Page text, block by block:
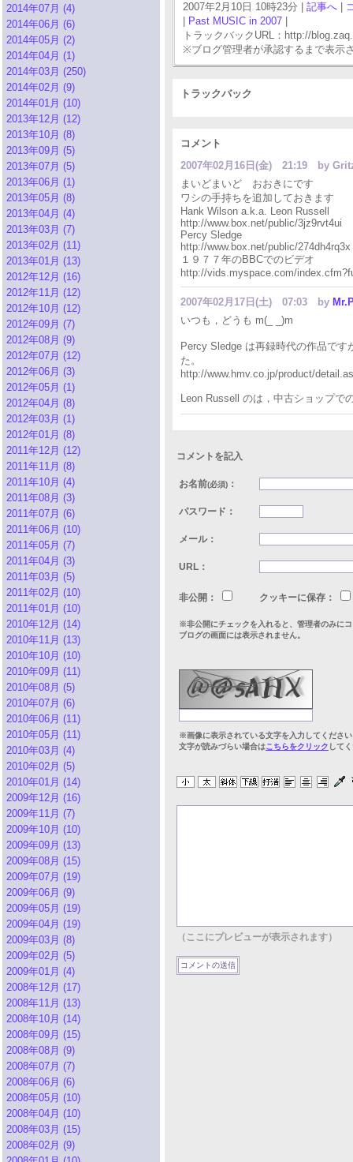
2014年07月 (4)
2014年06月 (6)
2014年05月 (2)
2014年04月 (1)
2014年03月 (250)
2014年02月 (9)
2014年01月 (10)
2013年12月 (12)
2013年10月 (8)
2013年09月 (5)
2013年07月 (5)
2013年06月 (1)
2013年05月 (8)
2013年04月 (4)
2013年03月 (7)
2013年02月 (11)
2013年01月 (13)
2012年12月 (16)
2012年11月 (12)
2012年10月 (12)
2012年09月 (7)
2012年08月 (9)
2012年07月 (12)
2012年06月 (3)
2012年05月 (1)
2012年04月 (8)
2012年03月 (1)
2012年01月 (8)
2011年12月 (12)
2011年11月 (8)
2011年10月 (4)
2011年08月 (3)
2011年07月 (6)
2011年06月 (10)
2011年05月 (7)
2011年04月 (3)
2011年03月 (5)
2011年02月 (10)
2011年01月 (10)
2010年12月 (14)
2010年11月 (13)
2010年10月 (10)
2010年09月 (11)
2010年08月 (5)
2010年07月 (6)
2010年06月 (11)
2010年05月 (11)
2010年03月 (4)
2010年02月 (5)
2010年01月 (14)
2009年12月 (16)
2009年11月 (7)
2009年10月 (10)
2009年09月 (13)
2009年08月 (15)
2009年07月 (19)
2009年06月 (9)
2009年05月 (19)
2009年04月 (19)
2009年03月 (8)
2009年02月 (5)
2009年01月 (4)
2008年12月 (17)
2008年11月 (13)
2008年10月 (14)
2008年09月 (15)
2008年08月 (9)
2008年07月 (7)
2008年06月 (6)
2008年05月 (10)
2008年04月 (10)
2008年03月 (15)
2008年02月 (9)
2007年2月10日 10時23分 | 記事へ
Past MUSIC in 2007
トラックバックURL：http://
※ブログ管理者が承認するまで表示
トラックバック
コメント
2007年02月16日(金) 21:19 by
まいどまいど おおきにです
ワシの手持ちを追加しておきます
Hank Wilson a.k.a. Leon Russell
http://www.box.net/public/3jz9rvt4ui
Percy Sledge
http://www.box.net/public/274dh4rq3x
１９７７年のBBCでのビデオ
http://vids.myspace.com/
2007年02月17日(土) 07:03 by
いつも，どうも m(_ _)m
Percy Sledge は再録時代の作品で
た。
http://www.hmv.co.jp/product/
Leon Russell のは，中古ショップで
コメントを記入
お名前(必須) ：
パスワード：
メール：
URL：
非公開： クッキーに保存：
※非公開にチェックを入れると、管理者のみに
ブログの画面には表示されません。
※画像に表示されている文字を入力してくださ
文字が読みづらい場合はこちらをクリック して
（ここにプレビューが表示されます）